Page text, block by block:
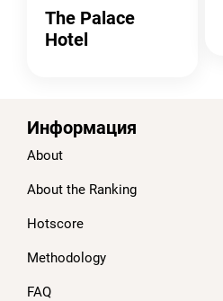
The Palace
Hotel
Информация
About
About the Ranking
Hotscore
Methodology
FAQ